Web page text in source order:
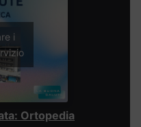
i
Ortopedia